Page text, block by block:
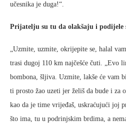
učesnika je duga!“.
Prijatelju su tu da olakšaju i podijele
„Uzmite, uzmite, okrijepite se, halal
trasi dugoj 110 km najčešće čuti. „Evo
bombona, šljiva. Uzmite, lakše će vam
ti prosto žao uzeti jer želiš da bude i za
kao da je time vrijeđaš, uskraćujući joj
što ima, tu u podrinjskim brdima, a